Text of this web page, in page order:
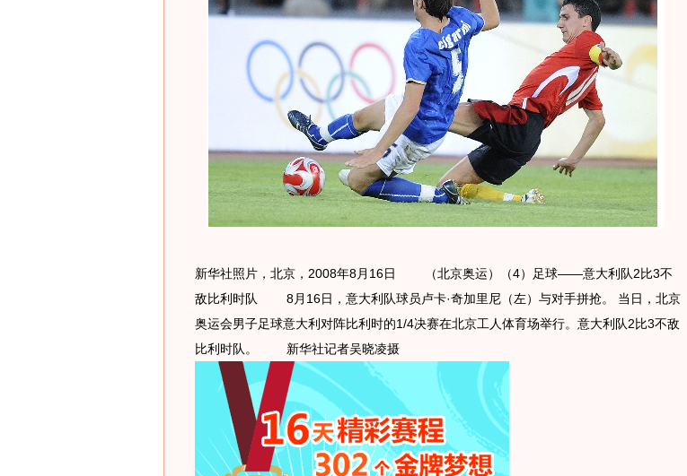
新华社照片，北京，2008年8月16日 （北京奥运）（4）足球——意大利队2比3不
敌比利时队 8月16日，意大利队球员卢卡·奇加里尼（左）与对手拼抢。 当日，北京
奥运会男子足球意大利对阵比利时的1/4决赛在北京工人体育场举行。意大利队2比3不敌
比利时队。 新华社记者吴晓凌摄